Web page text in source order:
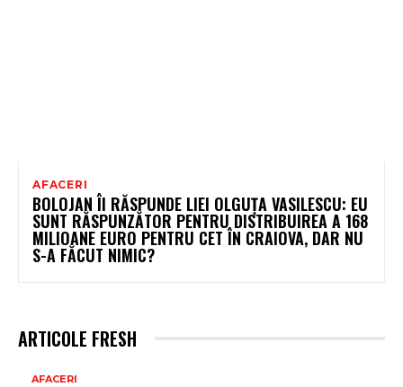
AFACERI
BOLOJAN ÎI RĂSPUNDE LIEI OLGUȚA VASILESCU: EU
SUNT RĂSPUNZĂTOR PENTRU DISTRIBUIREA A 168
MILIOANE EURO PENTRU CET ÎN CRAIOVA, DAR NU
S-A FĂCUT NIMIC?
ARTICOLE FRESH
AFACERI